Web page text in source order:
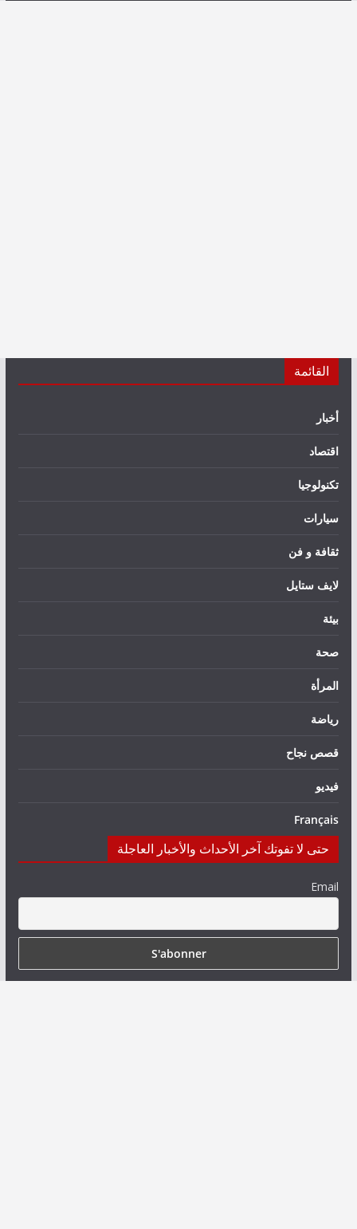
القائمة
أخبار
اقتصاد
تكنولوجيا
سيارات
ثقافة و فن
لايف ستايل
بيئة
صحة
المرأة
رياضة
قصص نجاح
فيديو
Français
حتى لا تفوتك آخر الأحداث والأخبار العاجلة
Email